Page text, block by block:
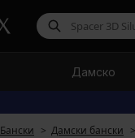
Дамско
Бански Дамски бански